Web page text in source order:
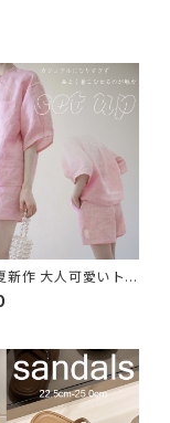
作 大人可愛い トレ
んわり袖 半袖シャ
ピンク 着回し セット